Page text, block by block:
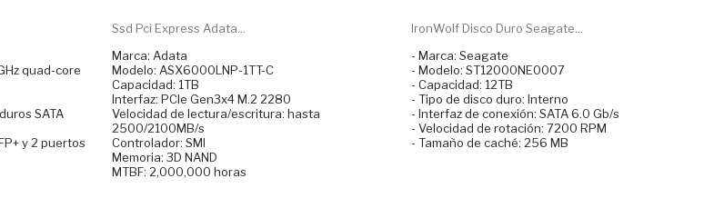
quad-core
SATA
y 2 puertos
Ssd Pci Express Adata...
Marca: Adata
Modelo: ASX6000LNP-1TT-C
Capacidad: 1TB
Interfaz: PCIe Gen3x4 M.2 2280
Velocidad de lectura/escritura: hasta
2500/2100MB/s
Controlador: SMI
Memoria: 3D NAND
MTBF: 2,000,000 horas
IronWolf Disco Duro Seagate...
- Marca: Seagate
- Modelo: ST12000NE0007
- Capacidad: 12TB
- Tipo de disco duro: Interno
- Interfaz de conexión: SATA 6.0 Gb/s
- Velocidad de rotación: 7200 RPM
- Tamaño de caché: 256 MB